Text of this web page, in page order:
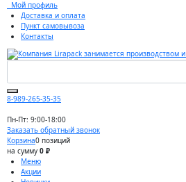
Мой профиль
Доставка и оплата
Пункт самовывоза
Контакты
8-989-265-35-35
Пн-Пт: 9:00-18:00
Заказать обратный звонок
Корзина0 позиций
на сумму 0 ₽
Меню
Акции